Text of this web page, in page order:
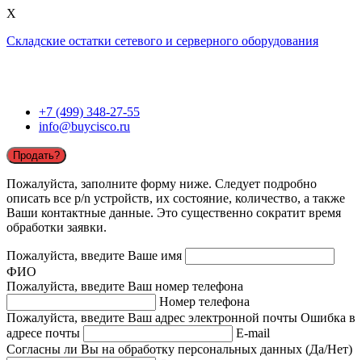
X
Складские остатки сетевого и серверного оборудования
+7 (499) 348-27-55
info@buycisco.ru
Продать?
Пожалуйста, заполните форму ниже. Следует подробно
описать все p/n устройств, их состояние, количество, а также
Ваши контактные данные. Это существенно сократит время
обработки заявки.
Пожалуйста, введите Ваше имя
ФИО
Пожалуйста, введите Ваш номер телефона
Номер телефона
Пожалуйста, введите Ваш адрес электронной почты Ошибка в
адресе почты
E-mail
Согласны ли Вы на обработку персональных данных (Да/Нет)